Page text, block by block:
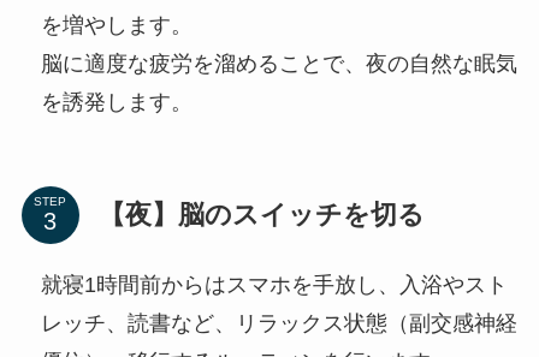
を増やします。
脳に適度な疲労を溜めることで、夜の自然な眠気
を誘発します。
STEP 【夜】脳のスイッチを切る
就寝1時間前からはスマホを手放し、入浴やスト
レッチ、読書など、リラックス状態（副交感神経